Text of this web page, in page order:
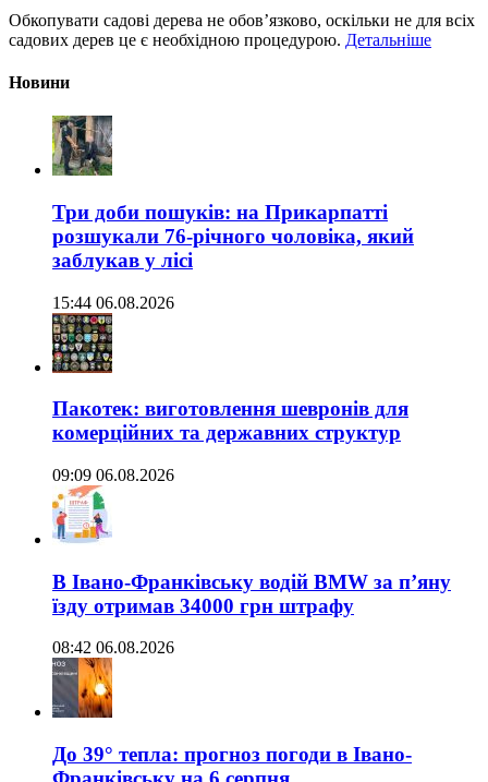
Обкопувати садові дерева не обов’язково, оскільки не для всіх
садових дерев це є необхідною процедурою. Детальніше
Новини
Три доби пошуків: на Прикарпатті
розшукали 76-річного чоловіка, який
заблукав у лісі
15:44 06.08.2026
Пакотек: виготовлення шевронів для
комерційних та державних структур
09:09 06.08.2026
В Івано-Франківську водій BMW за п’яну
їзду отримав 34000 грн штрафу
08:42 06.08.2026
До 39° тепла: прогноз погоди в Івано-